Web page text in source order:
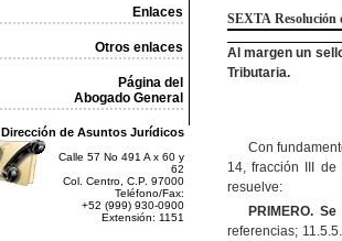
Enlaces
Otros enlaces
Página del
Abogado General
Dirección de Asuntos Jurídicos
Calle 57 No 491 A x 60 y
62
Col. Centro, C.P. 97000
Teléfono/Fax:
+52 (999) 930-0900
Extensión: 1151
SEXTA Resolución
Al margen un
Tributaria.
Con
14, fracción III
resuelve:
PRIMERO. Se
referencias;